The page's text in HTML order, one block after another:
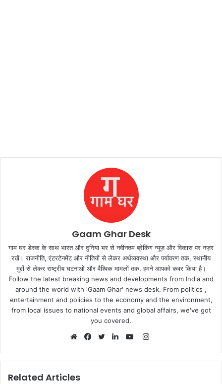
Gaam Ghar Desk
गाम घर डेस्क के साथ भारत और दुनिया भर से नवीनतम ब्रेकिंग न्यूज़ और विकास पर नज़र
रखें। राजनीति, एंटरटेनमेंट और नीतियों से लेकर अर्थव्यवस्था और पर्यावरण तक, स्थानीय
मुद्दों से लेकर राष्ट्रीय घटनाओं और वैश्विक मामलों तक, हमने आपको कवर किया है।
Follow the latest breaking news and developments from India and
around the world with 'Gaam Ghar' news desk. From politics ,
entertainment and policies to the economy and the environment,
from local issues to national events and global affairs, we've got
you covered.
Instagram
Related Articles